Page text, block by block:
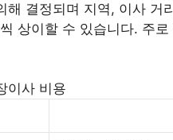
결정되며 지역, 이사 거
상이할 수 있습니다. 주
이사 비용